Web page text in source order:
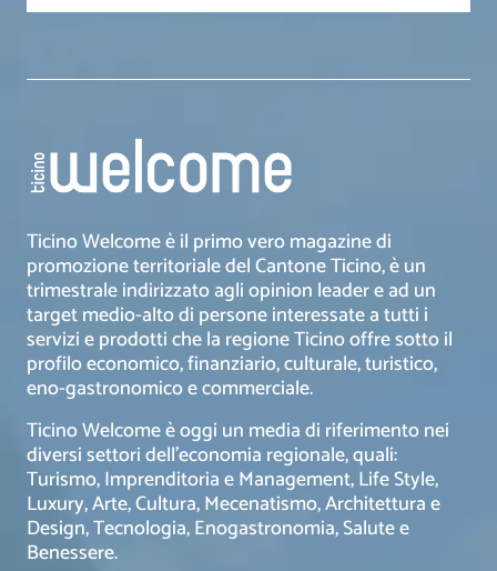
Ticino Welcome è il primo vero magazine di
promozione territoriale del Cantone Ticino, è un
trimestrale indirizzato agli opinion leader e ad un
target medio-alto di persone interessate a tutti i
servizi e prodotti che la regione Ticino offre sotto il
profilo economico, finanziario, culturale, turistico,
eno-gastronomico e commerciale.
Ticino Welcome è oggi un media di riferimento nei
diversi settori dell’economia regionale, quali:
Turismo, Imprenditoria e Management, Life Style,
Luxury, Arte, Cultura, Mecenatismo, Architettura e
Design, Tecnologia, Enogastronomia, Salute e
Benessere.